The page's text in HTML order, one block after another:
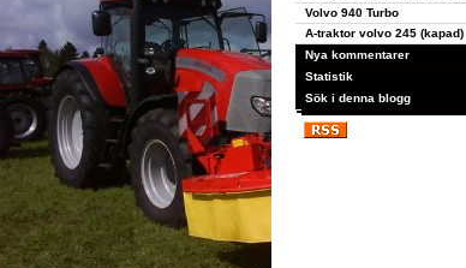
Volvo 940 Turbo
A-traktor volvo 245 (kapad)
Nya kommentarer
Statistik
Sök i denna blogg